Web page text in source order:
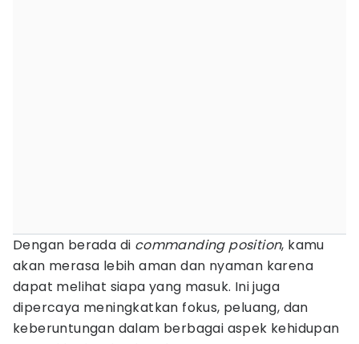
Dengan berada di commanding position, kamu
akan merasa lebih aman dan nyaman karena
dapat melihat siapa yang masuk. Ini juga
dipercaya meningkatkan fokus, peluang, dan
keberuntungan dalam berbagai aspek kehidupan